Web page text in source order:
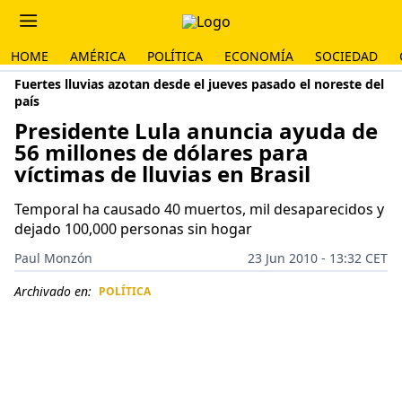
HOME AMÉRICA POLÍTICA ECONOMÍA SOCIEDAD
Fuertes lluvias azotan desde el jueves pasado el noreste del
país
Presidente Lula anuncia ayuda de
56 millones de dólares para
víctimas de lluvias en Brasil
Temporal ha causado 40 muertos, mil desaparecidos y
dejado 100,000 personas sin hogar
Paul Monzón
23 Jun 2010 - 13:32 CET
Archivado en: POLÍTICA